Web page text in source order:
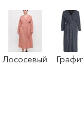
Лососевый